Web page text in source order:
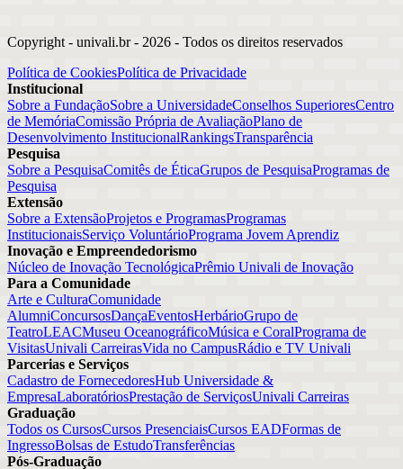
Copyright - univali.br - 2026 - Todos os direitos reservados
Política de CookiesPolítica de Privacidade
Institucional
Sobre a FundaçãoSobre a UniversidadeConselhos SuperioresCentro
de MemóriaComissão Própria de AvaliaçãoPlano de
Desenvolvimento InstitucionalRankingsTransparência
Pesquisa
Sobre a PesquisaComitês de ÉticaGrupos de PesquisaProgramas de
Pesquisa
Extensão
Sobre a ExtensãoProjetos e ProgramasProgramas
InstitucionaisServiço VoluntárioPrograma Jovem Aprendiz
Inovação e Empreendedorismo
Núcleo de Inovação TecnológicaPrêmio Univali de Inovação
Para a Comunidade
Arte e CulturaComunidade
AlumniConcursosDançaEventosHerbárioGrupo de
TeatroLEACMuseu OceanográficoMúsica e CoralPrograma de
VisitasUnivali CarreirasVida no CampusRádio e TV Univali
Parcerias e Serviços
Cadastro de FornecedoresHub Universidade &
EmpresaLaboratóriosPrestação de ServiçosUnivali Carreiras
Graduação
Todos os CursosCursos PresenciaisCursos EADFormas de
IngressoBolsas de EstudoTransferências
Pós-Graduação